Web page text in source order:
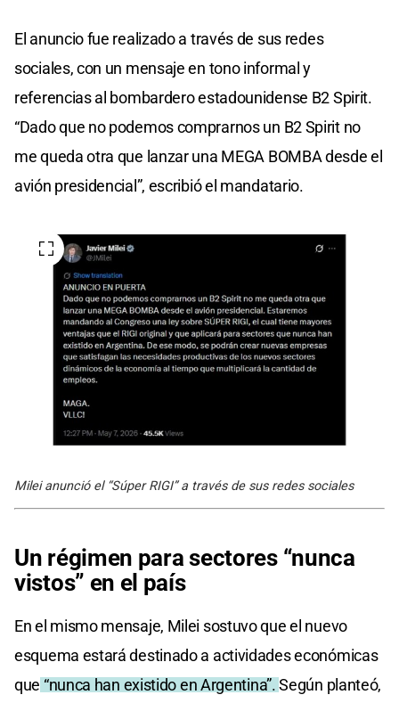
El anuncio fue realizado a través de sus redes
sociales, con un mensaje en tono informal y
referencias al bombardero estadounidense B2 Spirit.
“Dado que no podemos comprarnos un B2 Spirit no
me queda otra que lanzar una MEGA BOMBA desde el
avión presidencial”, escribió el mandatario.
Milei anunció el “Súper RIGI” a través de sus redes sociales
Un régimen para sectores “nunca
vistos” en el país
En el mismo mensaje, Milei sostuvo que el nuevo
esquema estará destinado a actividades económicas
que “nunca han existido en Argentina”.Según planteó,